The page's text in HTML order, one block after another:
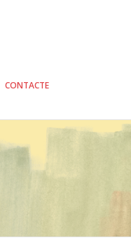
CONTACTE